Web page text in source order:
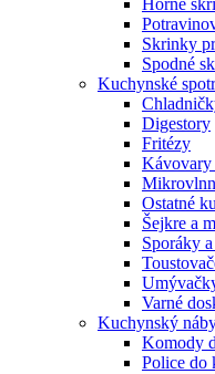
Skrinky
Spodné
Kuchynské
Digestory
Fritézy
Kávovary
Ostatné
Šejkre a
Sporáky
Varné
Kuchynský
Komody
Police do